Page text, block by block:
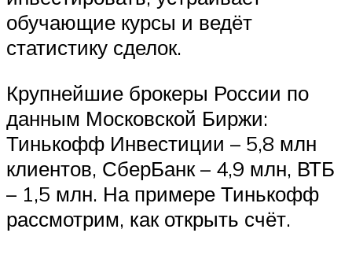
обучающие курсы и ведёт
статистику сделок.
Крупнейшие брокеры России по
данным Московской Биржи:
Тинькофф Инвестиции – 5,8 млн
клиентов, СберБанк – 4,9 млн, ВТБ
– 1,5 млн. На примере Тинькофф
рассмотрим, как открыть счёт.